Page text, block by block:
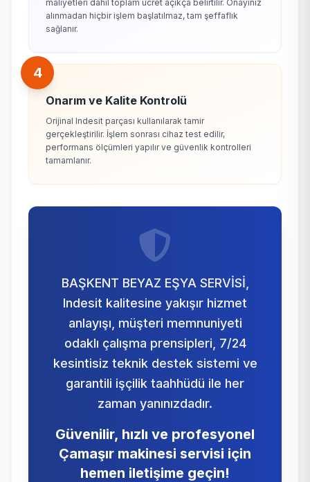
maliyetleri dahil toplam ücret açıkça belirtilir. Onayınız
alınmadan hiçbir işlem başlatılmaz, tam şeffaflık
sağlanır.
4
Onarım ve Kalite Kontrolü
Orijinal Indesit parçası kullanılarak tamir
gerçekleştirilir. İşlem sonrası cihaz test edilir,
performans ölçümleri yapılır ve güvenlik kontrolleri
tamamlanır.
BAŞKENT BEYAZ EŞYA SERVİSİ,
Indesit kalitesine yakışır hizmet
anlayışı, müşteri memnuniyeti
odaklı çalışma prensipleri, 7/24
kesintisiz teknik destek sistemi ve
garantili işçilik taahhüdü ile her
zaman yanınızdadır.
Güvenilir, hızlı ve profesyonel
Çamaşır makinesi servisi için
hemen iletişime geçin!